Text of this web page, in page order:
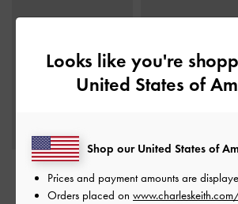
heel" Emmy-Nero
fibbia Brett-
Looks like you're
United States of
Shop our United States of
Prices and payment amounts are
Orders placed on